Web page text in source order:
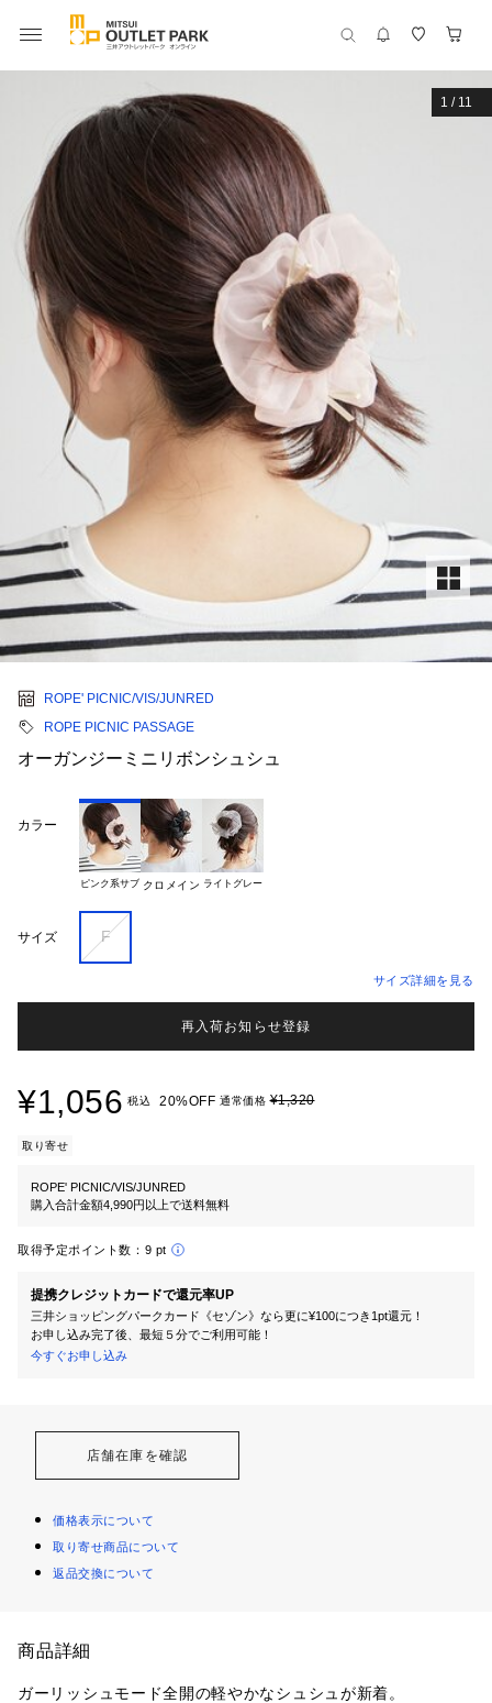
1 / 11
ROPE' PICNIC/VIS/JUNRED
ROPE PICNIC PASSAGE
オーガンジーミニリボンシュシュ
カラー
ピンク系サブ クロメイン ライトグレー
サイズ F
サイズ詳細を見る
再入荷お知らせ登録
¥1,056 税込 20%OFF 通常価格¥1,320
取り寄せ
ROPE' PICNIC/VIS/JUNRED
購入合計金額4,990円以上で送料無料
取得予定ポイント数： 9 pt
提携クレジットカードで還元率UP
三井ショッピングパークカード《セゾン》なら更に¥100につき1pt還元！
お申し込み完了後、最短５分でご利用可能！
今すぐお申し込み
店舗在庫を確認
価格表示について
取り寄せ商品について
返品交換について
商品詳細
ガーリッシュモード全開の軽やかなシュシュが新着。